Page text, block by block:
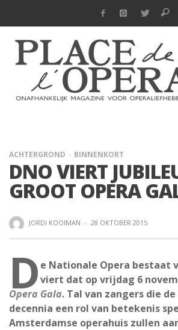
ACHTERGROND BINNENKORT
DNO VIERT
GROOT OPERA
JORDI KOOIMAN · 28 OKTOBER 2015
D e Nationale Opera bestaat
viert dat op vrijdag 6
Opera Gala. Tal van zangers die
decennia een rol van betekenis
Amsterdamse operahuis zullen